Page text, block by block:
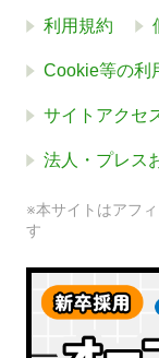
利用規約
Cookie等の利
サイトアクセ
法人・プレス
※本サイトはアフ
す